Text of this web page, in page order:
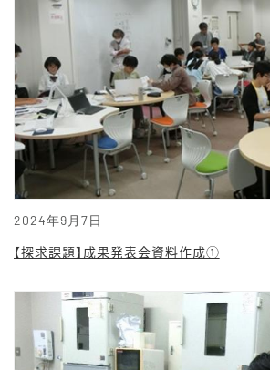
2024年9月7日
【探求課題】成果発表会資料作成①